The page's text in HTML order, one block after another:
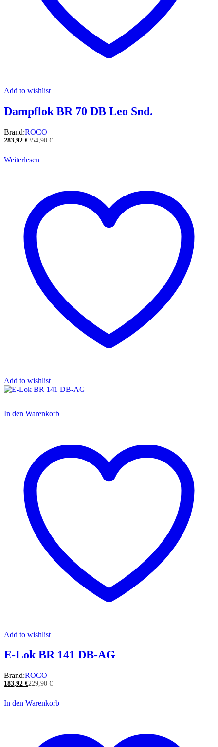
Add to wishlist
Dampflok BR 70 DB Leo Snd.
Brand:ROCO
283,92 €354,90€
Weiterlesen
Add to wishlist
In den Warenkorb
Add to wishlist
E-Lok BR 141 DB-AG
Brand:ROCO
183,92 €229,90€
In den Warenkorb